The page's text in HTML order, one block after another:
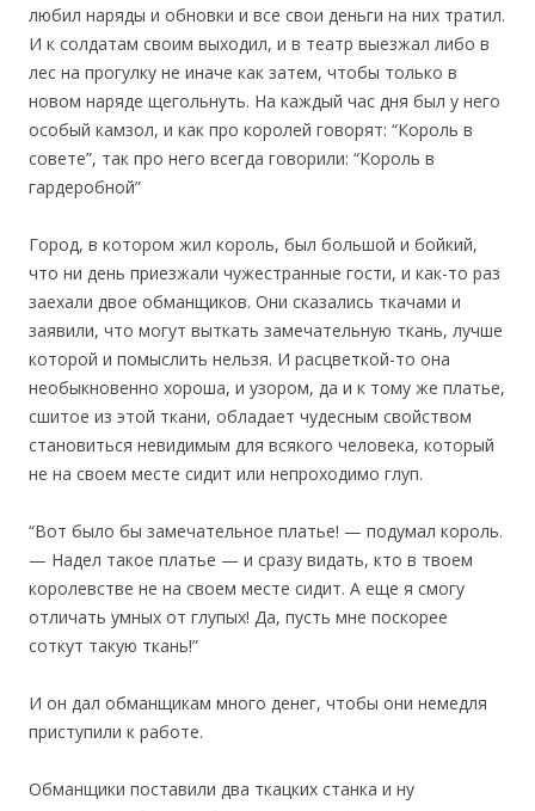
любил наряды и обновки и все свои деньги на них тратил.
И к солдатам своим выходил, и в театр выезжал либо в
лес на прогулку не иначе как затем, чтобы только в
новом наряде щегольнуть. На каждый час дня был у него
особый камзол, и как про королей говорят: “Король в
совете”, так про него всегда говорили: “Король в
гардеробной”
Город, в котором жил король, был большой и бойкий,
что ни день приезжали чужестранные гости, и как-то раз
заехали двое обманщиков. Они сказались ткачами и
заявили, что могут выткать замечательную ткань, лучше
которой и помыслить нельзя. И расцветкой-то она
необыкновенно хороша, и узором, да и к тому же платье,
сшитое из этой ткани, обладает чудесным свойством
становиться невидимым для всякого человека, который
не на своем месте сидит или непроходимо глуп.
“Вот было бы замечательное платье! — подумал король.
— Надел такое платье — и сразу видать, кто в твоем
королевстве не на своем месте сидит. А еще я смогу
отличать умных от глупых! Да, пусть мне поскорее
соткут такую ткань!”
И он дал обманщикам много денег, чтобы они немедля
приступили к работе.
Обманщики поставили два ткацких станка и ну